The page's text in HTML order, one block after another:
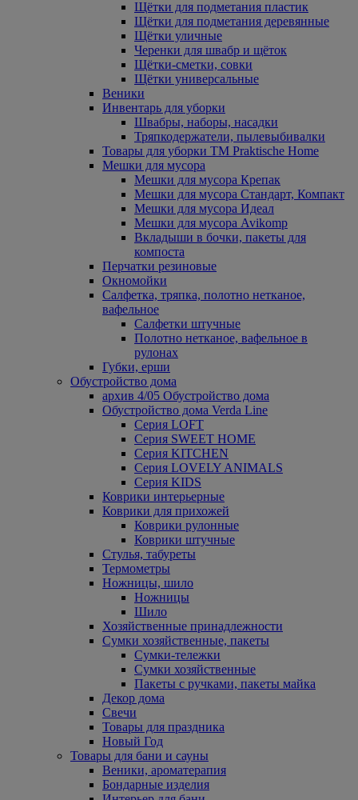
Щётки для подметания пластик
Щётки для подметания деревянные
Щётки уличные
Черенки для швабр и щёток
Щётки-сметки, совки
Щётки универсальные
Веники
Инвентарь для уборки
Швабры, наборы, насадки
Тряпкодержатели, пылевыбивалки
Товары для уборки ТМ Praktische Home
Мешки для мусора
Мешки для мусора Крепак
Мешки для мусора Стандарт, Компакт
Мешки для мусора Идеал
Мешки для мусора Avikomp
Вкладыши в бочки, пакеты для
компоста
Перчатки резиновые
Окномойки
Салфетка, тряпка, полотно нетканое,
вафельное
Салфетки штучные
Полотно нетканое, вафельное в
рулонах
Губки, ерши
Обустройство дома
архив 4/05 Обустройство дома
Обустройство дома Verda Line
Серия LOFT
Серия SWEET HOME
Серия KITCHEN
Серия LOVELY ANIMALS
Серия KIDS
Коврики интерьерные
Коврики для прихожей
Коврики рулонные
Коврики штучные
Стулья, табуреты
Термометры
Ножницы, шило
Ножницы
Шило
Хозяйственные принадлежности
Сумки хозяйственные, пакеты
Сумки-тележки
Сумки хозяйственные
Пакеты с ручками, пакеты майка
Декор дома
Свечи
Товары для праздника
Новый Год
Товары для бани и сауны
Веники, ароматерапия
Бондарные изделия